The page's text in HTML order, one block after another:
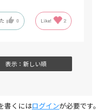
0 Like! 2
表示：新しい順
書くにはログインが必要です。